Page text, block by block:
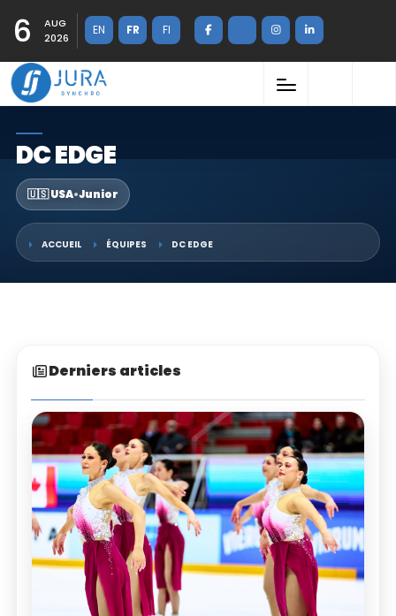
6
AUG
2026
EN FR FI
DC EDGE
🇺🇸 USA•Junior
ACCUEIL ÉQUIPES DC EDGE
Derniers articles